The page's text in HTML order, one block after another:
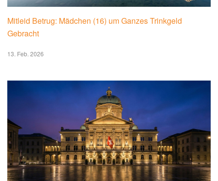
Mitleid Betrug: Mädchen (16) um Ganzes Trinkgeld
Gebracht
13. Feb. 2026